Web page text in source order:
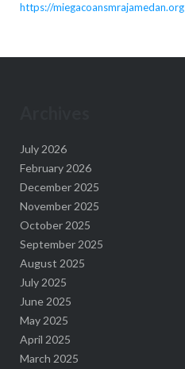
https://miegacoansmrajamedan.org
July 2026
February 2026
December 2025
November 2025
October 2025
September 2025
August 2025
July 2025
June 2025
May 2025
April 2025
March 2025